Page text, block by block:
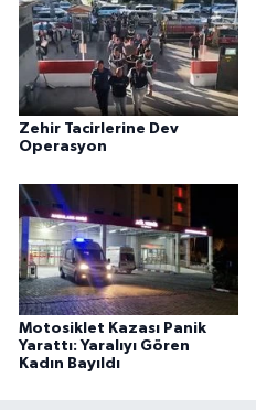
Zehir Tacirlerine Dev
Operasyon
Motosiklet Kazası Panik
Yarattı: Yaralıyı Gören
Kadın Bayıldı